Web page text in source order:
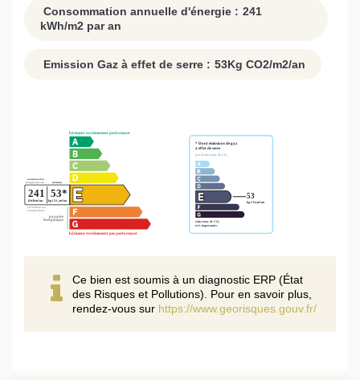
Consommation annuelle d'énergie : 241
kWh/m2 par an
Emission Gaz à effet de serre : 53Kg CO2/m2/an
Ce bien est soumis à un diagnostic ERP (État
des Risques et Pollutions). Pour en savoir plus,
rendez-vous sur https://www.georisques.gouv.fr/